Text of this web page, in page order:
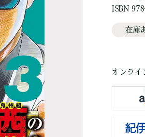
ISBN
在庫
オンライ